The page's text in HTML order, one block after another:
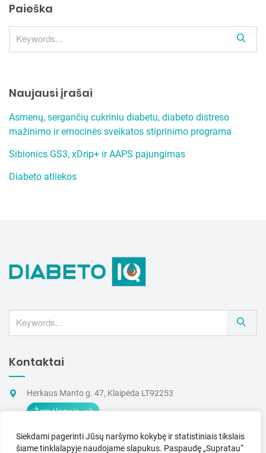
Siekdami pagerinti Jūsų naršymo kokybę ir statistiniais tikslais
šiame tinklalapyje naudojame slapukus. Paspaudę „Supratau“
Paieška
e
Naujausi įrašai
Asmenų, sergančių cukriniu diabetu, diabeto distreso
mažinimo ir emocinės sveikatos stiprinimo programa
Sibionics GS3, xDrip+ ir AAPS pajungimas
Diabeto atliekos
e
Kontaktai
Herkaus Manto g. 47, Klaipėda LT92253
Žemėlapyje
+370 605 03265
(I–V 9–17 val.)